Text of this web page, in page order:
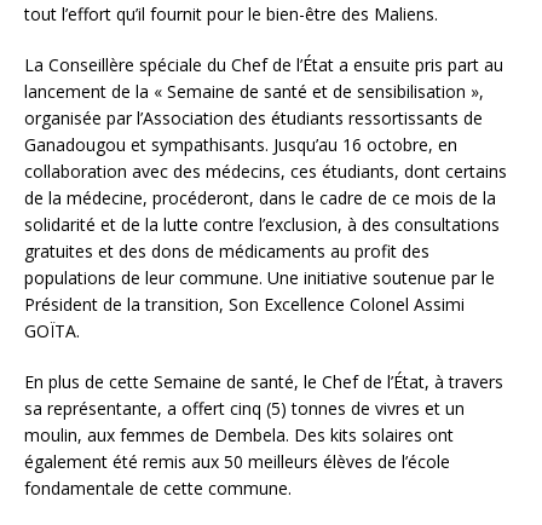
tout l’effort qu’il fournit pour le bien-être des Maliens.
La Conseillère spéciale du Chef de l’État a ensuite pris part au
lancement de la « Semaine de santé et de sensibilisation »,
organisée par l’Association des étudiants ressortissants de
Ganadougou et sympathisants. Jusqu’au 16 octobre, en
collaboration avec des médecins, ces étudiants, dont certains
de la médecine, procéderont, dans le cadre de ce mois de la
solidarité et de la lutte contre l’exclusion, à des consultations
gratuites et des dons de médicaments au profit des
populations de leur commune. Une initiative soutenue par le
Président de la transition, Son Excellence Colonel Assimi
GOÏTA.
En plus de cette Semaine de santé, le Chef de l’État, à travers
sa représentante, a offert cinq (5) tonnes de vivres et un
moulin, aux femmes de Dembela. Des kits solaires ont
également été remis aux 50 meilleurs élèves de l’école
fondamentale de cette commune.